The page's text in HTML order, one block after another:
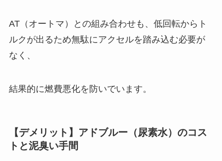
AT（オートマ）との組み合わせも、低回転からト
ルクが出るため無駄にアクセルを踏み込む必要が
なく、
結果的に燃費悪化を防いでいます。
【デメリット】アドブルー（尿素水）のコス
トと泥臭い手間